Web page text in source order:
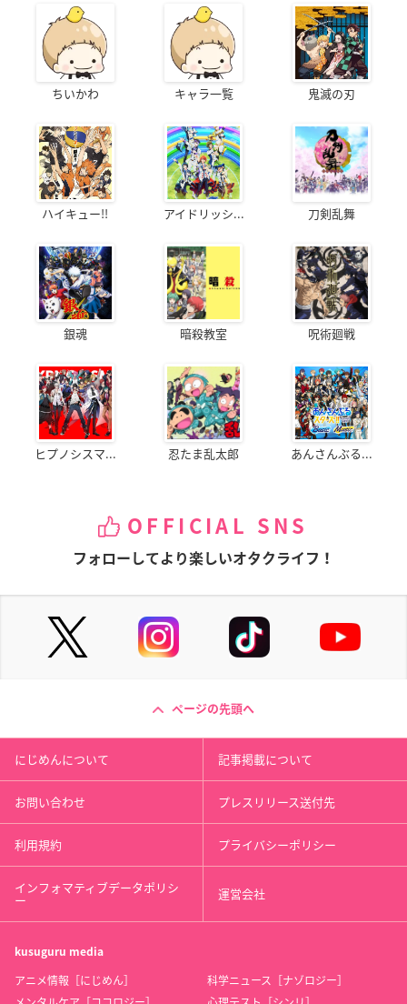
ちいかわ キャラ一覧 鬼滅の刃
ハイキュー!! アイドリッシ... 刀剣乱舞
銀魂 暗殺教室 呪術廻戦
ヒプノシスマ... 忍たま乱太郎 あんさんぶる...
OFFICIAL SNS
フォローしてより楽しいオタクライフ！
ページの先頭へ
にじめんについて 記事掲載について
お問い合わせ プレスリリース送付先
利用規約 プライバシーポリシー
インフォマティブデータポリシ
ー 運営会社
kusuguru media
アニメ情報［にじめん］
科学ニュース［ナゾロジー］